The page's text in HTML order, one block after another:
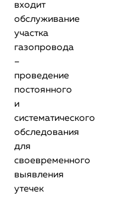
входит
обслуживание
участка
газопровода
–
проведение
постоянного
и
систематического
обследования
для
своевременного
выявления
утечек